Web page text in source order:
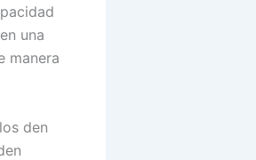
una
manera
den